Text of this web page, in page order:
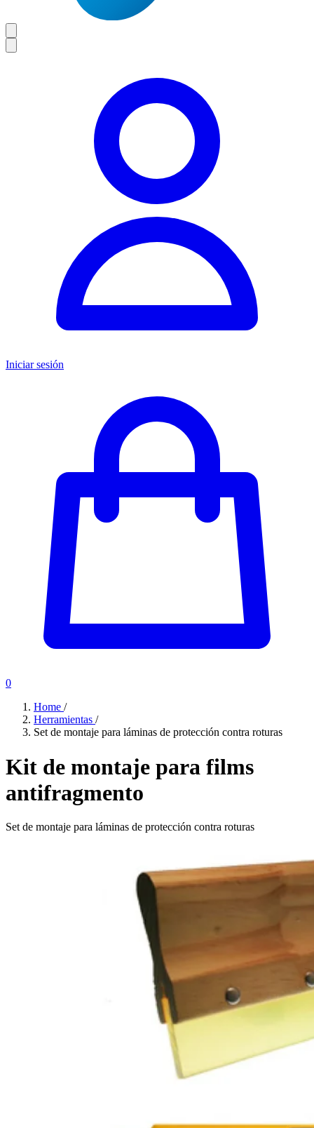
Iniciar sesión
0
Home /
Herramientas /
Set de montaje para láminas de protección contra roturas
Kit de montaje para films
antifragmento
Set de montaje para láminas de protección contra roturas